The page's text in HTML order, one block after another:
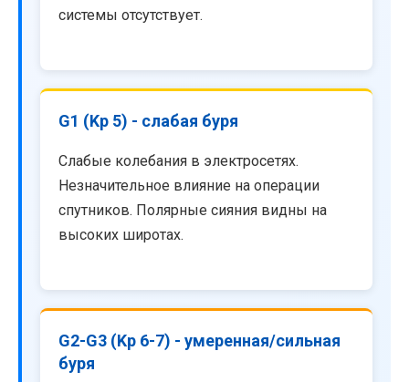
системы отсутствует.
G1 (Kp 5) - слабая буря
Слабые колебания в электросетях.
Незначительное влияние на операции
спутников. Полярные сияния видны на
высоких широтах.
G2-G3 (Kp 6-7) - умеренная/сильная
буря